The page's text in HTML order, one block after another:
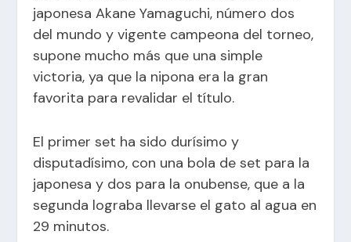
japonesa Akane Yamaguchi, número dos
del mundo y vigente campeona del torneo,
supone mucho más que una simple
victoria, ya que la nipona era la gran
favorita para revalidar el título.
El primer set ha sido durísimo y
disputadísimo, con una bola de set para la
japonesa y dos para la onubense, que a la
segunda lograba llevarse el gato al agua en
29 minutos.